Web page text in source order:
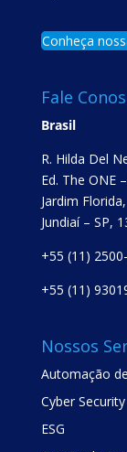
Conheça
Fale
Brasil
R. Hilda Del
Ed. The ONE
Jardim Florida,
Jundiaí – SP,
+55 (11)
+55 (11)
Nossos
Automação
Cyber Security
ESG